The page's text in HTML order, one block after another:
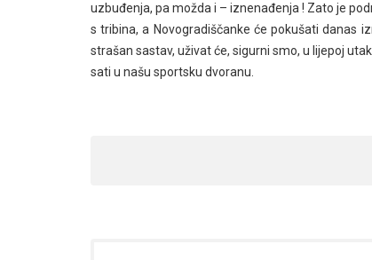
uzbuđenja, pa možda i – iznenađenja ! Zato je
s tribina, a Novogradiščanke će pokušati danas
strašan sastav, uživat će, sigurni smo, u lijepoj
sati u našu sportsku dvoranu.